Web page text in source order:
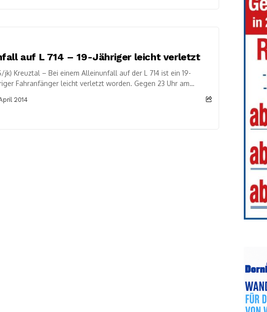
auf L 714 – 19-Jähriger leicht verletzt
jk) Kreuztal – Bei einem Alleinunfall auf der L 714 ist ein 19-
Fahranfänger leicht verletzt worden. Gegen 23 Uhr am
2014